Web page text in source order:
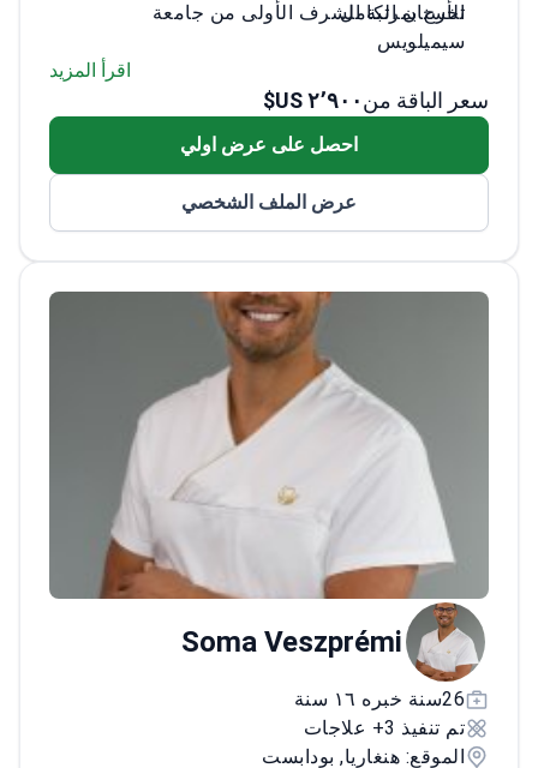
الأسنان الكامل.
تخرج بمرتبة الشرف الأولى من جامعة
سيميلويس
حضر دورات متقدمة في جراحة الملاحة X-
Guide
على نتائج طبيعية المظهر
اقرأ المزيد
سعر الباقة من٢٬٩٠٠ US$
احصل على عرض اولي
عرض الملف الشخصي
Soma Veszprémi
26سنة خبره ١٦ سنة
تم تنفيذ 3+ علاجات
الموقع: هنغاريا, بودابست